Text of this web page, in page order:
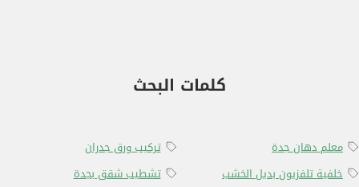
بجدة، من أعمالنا
أشكال فوم بديلكلمات البحث
معلم دهان جدة
تركيب ورق جدران
خلفية تلفزيون بديل الخشب
تشطيب شقق بجدة